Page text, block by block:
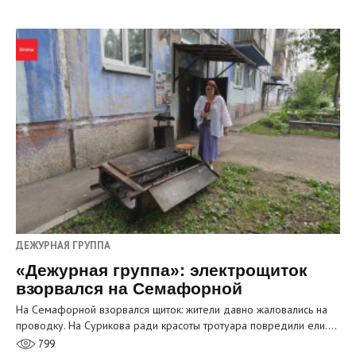
ДЕЖУРНАЯ ГРУППА
«Дежурная группа»: электрощиток
взорвался на Семафорной
На Семафорной взорвался щиток: жители давно жаловались на
проводку. На Сурикова ради красоты тротуара повредили ели.…
799